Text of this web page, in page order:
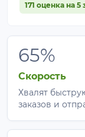
171 оценка на 5
65%
Скорость
Хвалят
заказов и